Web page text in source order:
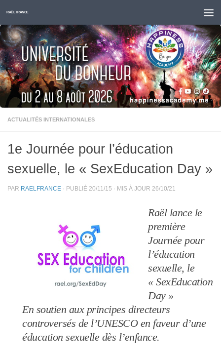
Skip to content
RAËL FRANCE
ACTUALITÉS INTERNATIONALES
1e Journée pour l’éducation
sexuelle, le « SexEducation Day »
PAR RAELFRANCE · PUBLIÉ 20/11/15 · MIS À JOUR 26/10/21
Raël lance le
première
Journée pour
l’éducation
sexuelle, le
« SexEducation
Day »
En soutien aux principes directeurs
controversés de l’UNESCO en faveur d’une
éducation sexuelle dès l’enfance.